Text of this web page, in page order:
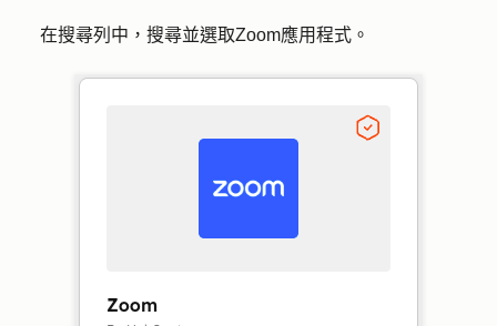
在搜尋列中，搜尋並選取Zoom應用程式。